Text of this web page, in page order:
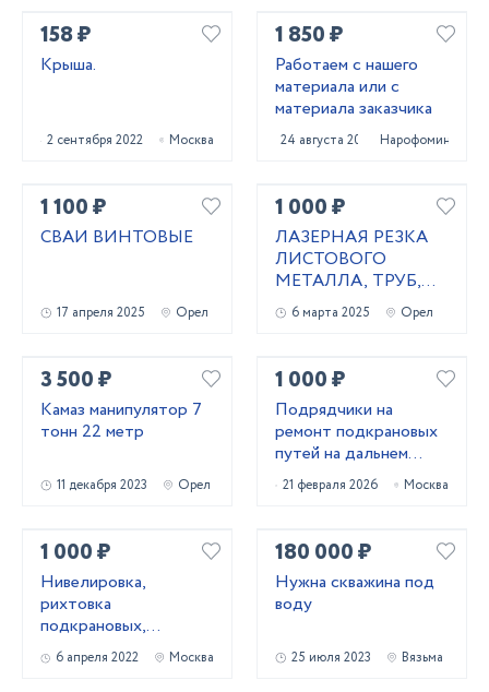
158 ₽
Крыша.
2 сентября 2022 Москва
1 850 ₽
Работаем с нашего
материала или с
материала заказчика
24 августа 2023 Нарофоминск
1 100 ₽
СВАИ ВИНТОВЫЕ
17 апреля 2025 Орел
1 000 ₽
ЛАЗЕРНАЯ РЕЗКА
ЛИСТОВОГО
МЕТАЛЛА, ТРУБ,
ВИНТОВЫЕ СВАИ
6 марта 2025 Орел
3 500 ₽
Камаз манипулятор 7
тонн 22 метр
11 декабря 2023 Орел
1 000 ₽
Подрядчики на
ремонт подкрановых
путей на дальнем
востоке
21 февраля 2026 Москва
1 000 ₽
Нивелировка,
рихтовка
подкрановых,
крановых путей
6 апреля 2022 Москва
180 000 ₽
Нужна скважина под
воду
25 июля 2023 Вязьма